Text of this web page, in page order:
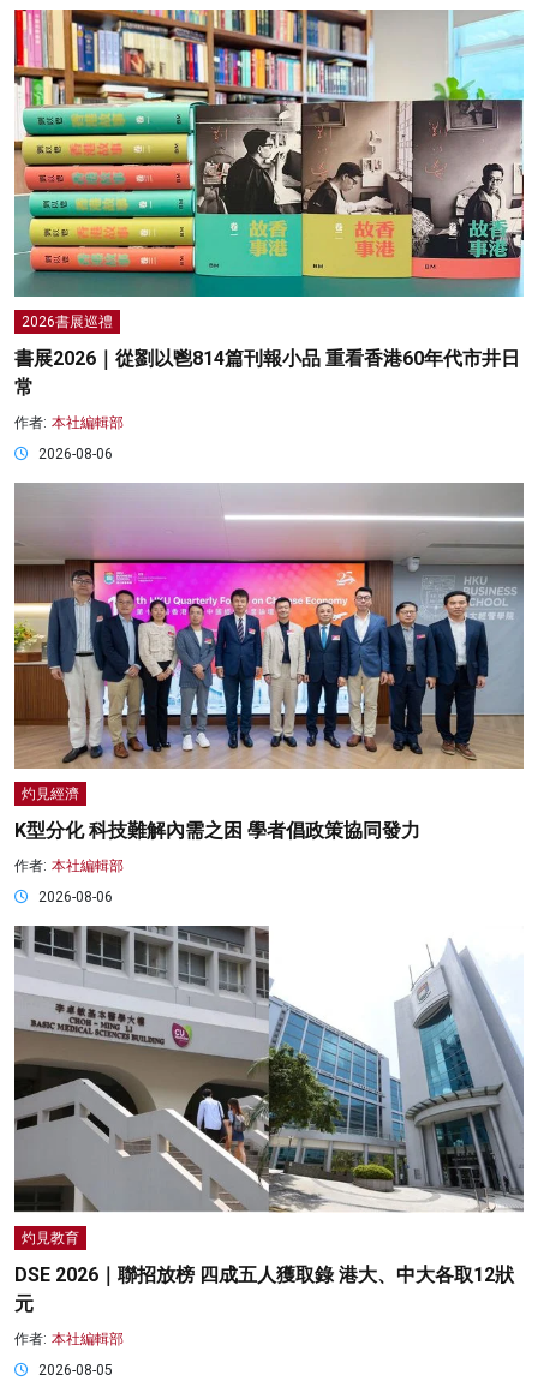
2026書展巡禮
書展2026｜從劉以鬯814篇刊報小品 重看香港60年代市井日
常
作者: 本社編輯部
2026-08-06
灼見經濟
K型分化 科技難解內需之困 學者倡政策協同發力
作者: 本社編輯部
2026-08-06
灼見教育
DSE 2026｜聯招放榜 四成五人獲取錄 港大、中大各取12狀
元
作者: 本社編輯部
2026-08-05